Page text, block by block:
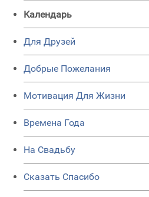
Календарь
Для Друзей
Добрые Пожелания
Мотивация Для Жизни
Времена Года
На Свадьбу
Сказать Спасибо